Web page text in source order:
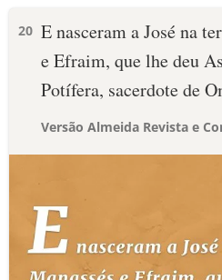
20 E nasceram a José na
e Efraim, que lhe deu
Potífera, sacerdote de
Versão Almeida Revista e